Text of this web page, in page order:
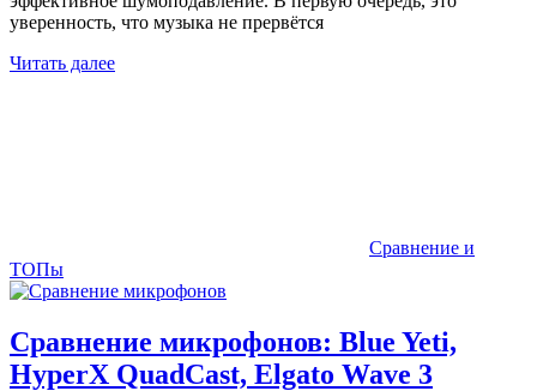
уверенность, что музыка не прервётся
Читать далее
Сравнение и
ТОПы
Сравнение микрофонов: Blue Yeti,
HyperX QuadCast, Elgato Wave 3